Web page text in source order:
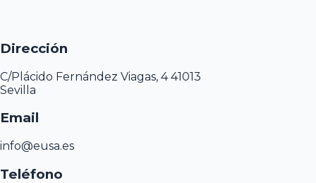
Dirección
C/Plácido Fernández Viagas, 4 41013
Sevilla
Email
info@eusa.es
Teléfono